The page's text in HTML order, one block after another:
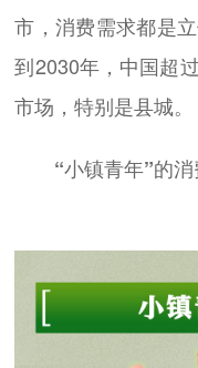
市，消费需求都是
到2030年，中国超
市场，特别是县城。
“小镇青年”的